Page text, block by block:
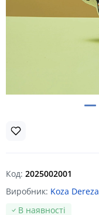
Код: 2025002001
Виробник: Koza Dereza
В наявності